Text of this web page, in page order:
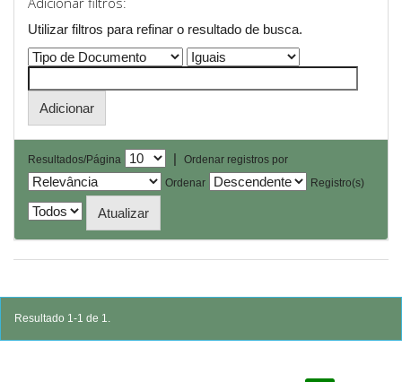
Utilizar filtros para refinar o resultado de busca.
Resultados/Página |
Ordenar registros por
Ordenar
Registro(s)
Resultado 1-1 de 1.